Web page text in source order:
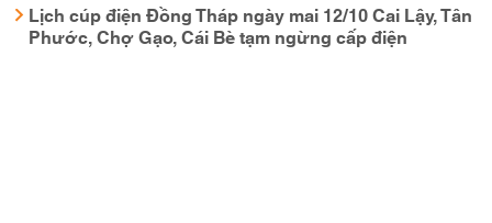
Lịch cúp điện Đồng Tháp ngày mai 12/10 Cai Lậy, Tân
Phước, Chợ Gạo, Cái Bè tạm ngừng cấp điện